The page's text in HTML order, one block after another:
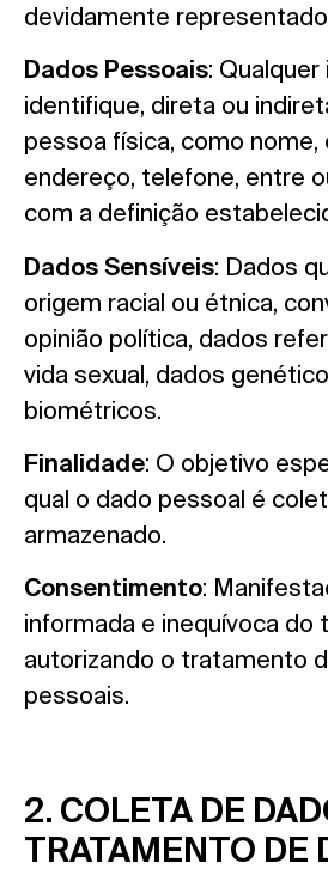
devidamente
Dados Pessoais:
identifique, direta ou
pessoa física, como nome,
endereço, telefone, entre
com a definição
Dados Sensíveis: Dados
origem racial ou étnica,
opinião política, dados
vida sexual, dados
biométricos.
Finalidade: O objetivo
qual o dado pessoal é
armazenado.
Consentimento:
informada e inequívoca do
autorizando o tratamento
pessoais.
2. COLETA DE
TRATAMENTO DE